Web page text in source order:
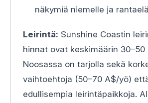
näkymiä niemelle ja
Leirintä: Sunshine Coastin
hinnat ovat keskimäärin 30–50
Noosassa on tarjolla sekä
vaihtoehtoja (50–70 A$/yö)
edullisempia leirintäpaikkoja.